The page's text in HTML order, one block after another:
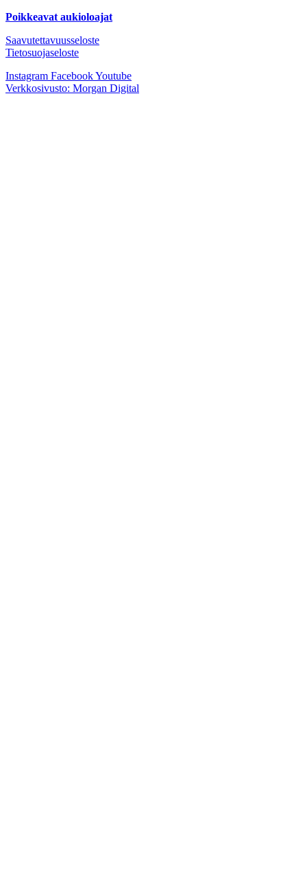
Poikkeavat aukioloajat
Saavutettavuusseloste
Tietosuojaseloste
Instagram FacebookYoutube
Verkkosivusto: Morgan Digital